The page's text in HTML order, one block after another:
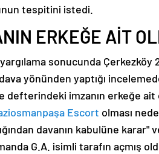
tespitini istedi.
ERKEĞE AİT
yargılama sonucunda Çerkezköy
yönünden yaptığı
defterindeki imzanın erkeğe
Escort olması
davanın kabulüne
G.A. isimli tarafın açmış